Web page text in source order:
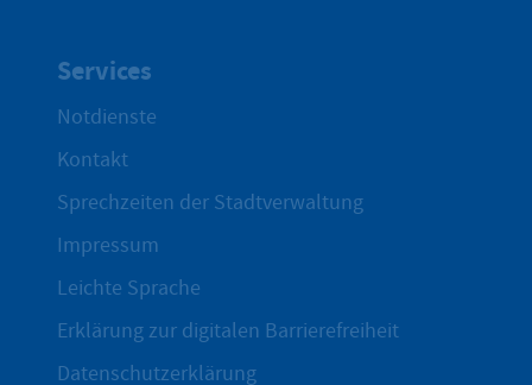
Services
Notdienste
Kontakt
Sprechzeiten der Stadtverwaltung
Impressum
Leichte Sprache
Erklärung zur digitalen Barrierefreiheit
Datenschutzerklärung